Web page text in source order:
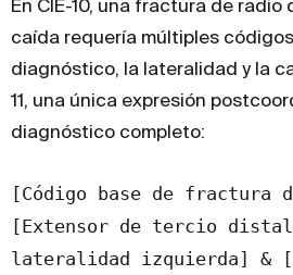
En CIE-10, una fractura de
caída requería múltiples
diagnóstico, la lateralidad y la
11, una única expresión
diagnóstico completo:
[Código base de fractura
[Extensor de tercio
lateralidad izquierda] &